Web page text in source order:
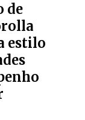
de
estilo